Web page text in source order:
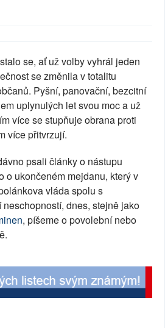
se, ať už volby vyhrál jeden
se změnila v totalitu
Pyšní, panovační, bezcitní
uplynulých let svou moc a už
více se stupňuje obrana proti
více přitvrzují.
psali články o nástupu
o ukončeném mejdanu, který v
vláda spolu s
dnes, stejně jako
, píšeme o povolební nebo